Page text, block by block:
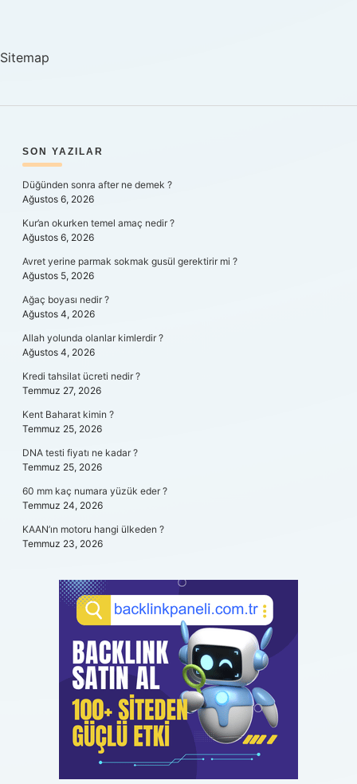
Sitemap
SIDEBAR
SON YAZILAR
Düğünden sonra after ne demek ?
Ağustos 6, 2026
Kur’an okurken temel amaç nedir ?
Ağustos 6, 2026
Avret yerine parmak sokmak gusül gerektirir mi ?
Ağustos 5, 2026
Ağaç boyası nedir ?
Ağustos 4, 2026
Allah yolunda olanlar kimlerdir ?
Ağustos 4, 2026
Kredi tahsilat ücreti nedir ?
Temmuz 27, 2026
Kent Baharat kimin ?
Temmuz 25, 2026
DNA testi fiyatı ne kadar ?
Temmuz 25, 2026
60 mm kaç numara yüzük eder ?
Temmuz 24, 2026
KAAN’ın motoru hangi ülkeden ?
Temmuz 23, 2026